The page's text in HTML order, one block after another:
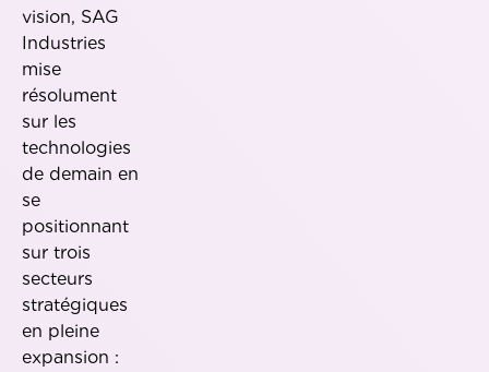
vision, SAG
Industries
mise
résolument
sur les
technologies
de demain en
se
positionnant
sur trois
secteurs
stratégiques
en pleine
expansion :